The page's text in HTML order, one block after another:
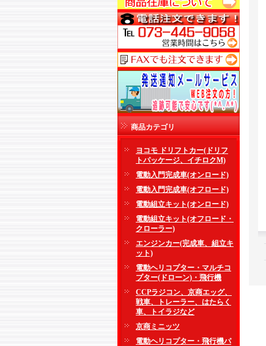
商品カテゴリ
ヨコモ ドリフトカー(ドリフ
トパッケージ、イチロクM)
電動入門完成車(オンロード)
電動入門完成車(オフロード)
電動組立キット(オンロード)
電動組立キット(オフロード・
クローラー)
エンジンカー(完成車、組立キ
ット)
電動ヘリコプター・マルチコ
プター(ドローン)・飛行機
CCPラジコン、京商エッグ、
戦車、トレーラー、はたらく
車、トイラジなど
京商ミニッツ
電動ヘリコプター・飛行機パ